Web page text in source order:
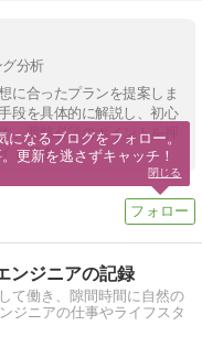
分析
に合ったプランを提案しま
段を具体的に解説し、初心
。渡航必須のポイントを押
トです。
ンジニアの記録
て働き、隙間時間に自然の
ジニアの仕事やライフスタ
になるブログをフォロー。
更新を逃さずキャッチ！
閉じる